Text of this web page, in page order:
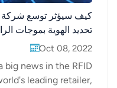
Ελληνικά
Melayu
Polski
كيف سيؤثر توسع
التقنية في قطاع تجارة
Oct 08, 2022
big news in the RFID
leading retailer,